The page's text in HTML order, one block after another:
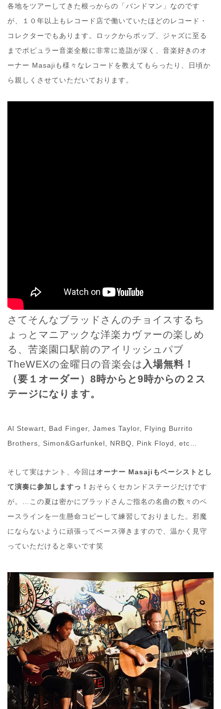
各地をツアーしてきた根っからの「バンドマン」なのです
が、１０年以上もレコード店で働いていたほどのレコード・
コレクターでもあります。ロックからポップ、ジャズに至る
までポピュラー音楽全般に非常に造詣が深く、音楽好きのオ
ーナー Masajiも様々なレコードを教えてもらったり、日頃か
ら親しくさせていただいております。
さてそんなブラッドさんのチョイスするち
ょっとマニアックな洋楽カヴァーの楽しめ
る、苦楽園口駅前のアイリッシュパブ
TheWEXの金曜日の音楽会は 入場無料！
（要１オーダー）8時からと9時からの２ス
テージになります。
Al Stewart, Bad Finger, James Taylor, Flying Burrito
Brothers, Simon&Garfunkel, NRBQ, Pink Floyd, etc…
そして実はナント、今回はオーナー Masajiもベーシストとし
て演奏に参加しますっ！ おそらくセカンドステージだけです
が。…この夏は密かにブラッドさんご指名の名曲の数々のベ
ースラインを一生懸命コピーして練習しておりました。邪魔
にならないように頑張ってベース弾きますので、温かく見守
っていただけると幸いです笑